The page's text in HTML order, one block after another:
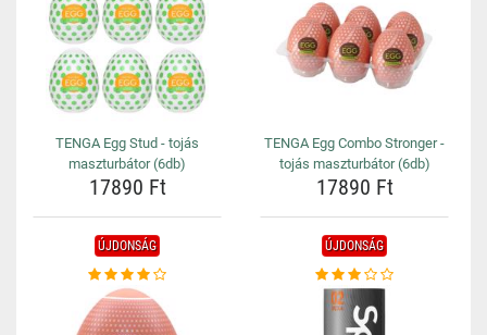
TENGA Egg Stud - tojás
maszturbátor (6db)
17890 Ft
TENGA Egg Combo Stronger -
tojás maszturbátor (6db)
17890 Ft
ÚJDONSÁG ÚJDONSÁG